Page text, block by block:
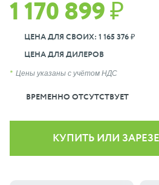
1 170 899 ₽
ЦЕНА ДЛЯ СВОИХ: 1 165 376 ₽
ЦЕНА ДЛЯ ДИЛЕРОВ
Цены указаны с учётом НДС
ВРЕМЕННО ОТСУТСТВУЕТ
КУПИТЬ ИЛИ